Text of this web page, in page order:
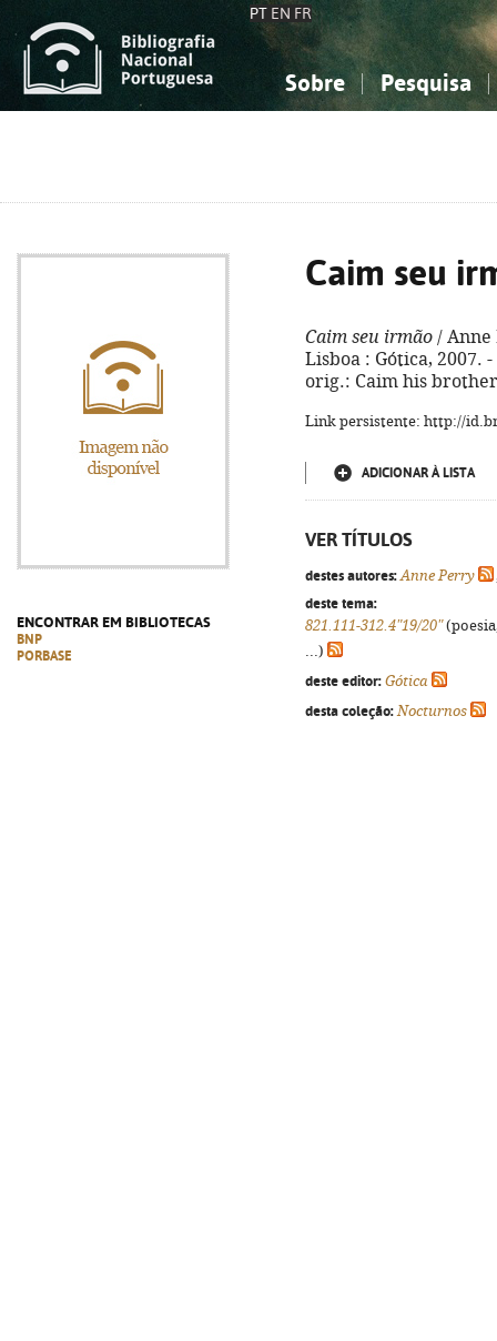
PT EN FR
Sobre Pesquisa
ENCONTRAR EM BIBLIOTECAS
BNP
PORBASE
Caim seu
Caim seu irmão /
Lisboa : Gótica, 2007.
orig.: Caim his
Link persistente: http://
ADICIONAR À LISTA
VER TÍTULOS
destes autores: Anne Perry
deste tema:
821.111-312.4"19/20"
...)
deste editor: Gótica
desta coleção: Nocturnos